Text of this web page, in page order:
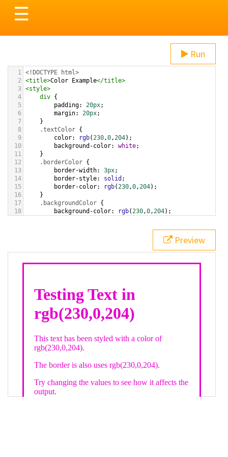
Toggle
navigation
☰
Run
1 <!DOCTYPE html>
2
<title>Color Example</title>
3 <style>
4
div {
5
padding: 20px;
6
margin: 20px;
7
}
8
.textColor {
9
color: rgb(230,0,204);
10
background-color: white;
11
}
12
.borderColor {
13
border-width: 3px;
14
border-style: solid ;
15
border-color: rgb(230,0,204);
16
}
17
.backgroundColor {
18
background-color: rgb(230,0,204);
bottom ,
white, rgb(230,0,204));
div class="textColor borderColor"
< h1>Testing Text in rgb(230,0,204)
Preview